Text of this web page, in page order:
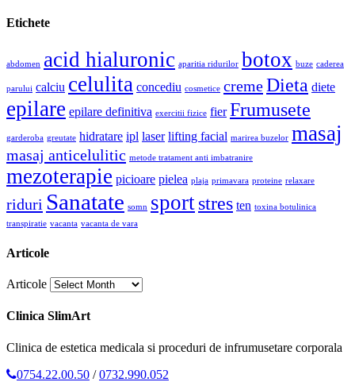
Etichete
abdomen acid hialuronic aparitia ridurilor botox buze caderea
parului calciu celulita concediu cosmetice cremeDieta diete
epilare epilare definitiva exercitii fizice fier Frumusete
garderoba greutate hidratare ipl laser lifting facial marirea buzelor masaj
masaj anticelulitic metode tratament anti imbatranire
mezoterapie picioare pielea plaja primavara proteine relaxare
riduri Sanatate somn sportstres ten toxina botulinica
transpiratie vacanta vacanta de vara
Articole
Articole
Clinica SlimArt
Clinica de estetica medicala si proceduri de infrumusetare corporala
0754.22.00.50 /0732.990.052